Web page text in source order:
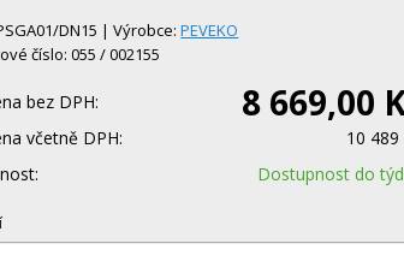
DN15 | Výrobce:PEVEKO
číslo: 055 / 002155
bez DPH: 8 669,00
včetně DPH:
10 489
Dostupnost do